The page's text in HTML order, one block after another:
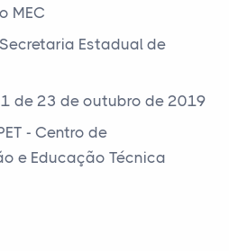
MEC
Estadual de
de 23 de outubro de 2019
- Centro de
e Educação Técnica